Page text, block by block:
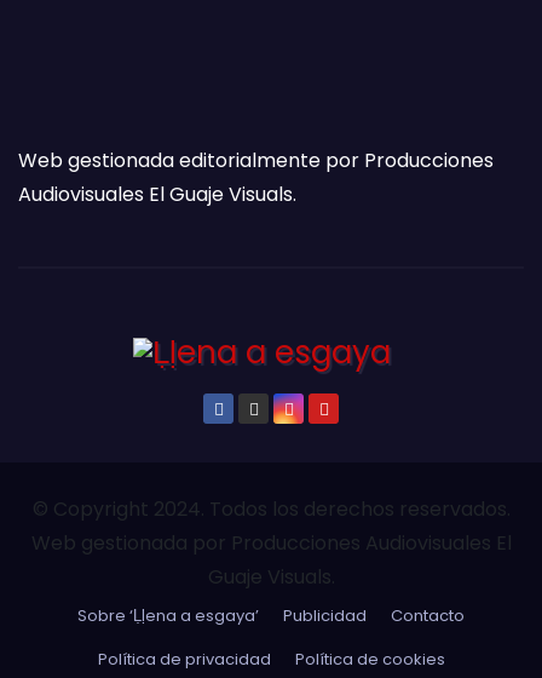
Web gestionada editorialmente por Producciones
Audiovisuales El Guaje Visuals.
© Copyright 2024. Todos los derechos reservados.
Web gestionada por Producciones Audiovisuales El
Guaje Visuals.
Sobre ‘Ḷḷena a esgaya’ Publicidad
Contacto
Política de privacidad
Política de cookies